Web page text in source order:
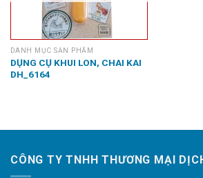
DANH MỤC SẢN PHẨM
DỤNG CỤ KHUI LON, CHAI KAI
DH_6164
CÔNG TY TNHH THƯƠNG MẠI